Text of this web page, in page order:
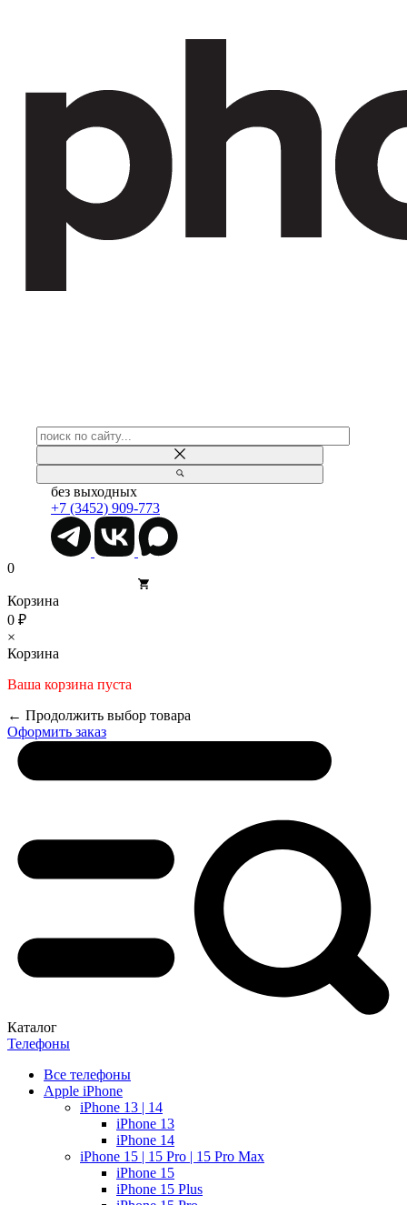
без выходных
+7 (3452) 909-773
0
Корзина
0 ₽
×
Корзина
Ваша корзина пуста
← Продолжить выбор товара
Оформить заказ
Каталог
Телефоны
Все телефоны
Apple iPhone
iPhone 13 | 14
iPhone 13
iPhone 14
iPhone 15 | 15 Pro | 15 Pro Max
iPhone 15
iPhone 15 Plus